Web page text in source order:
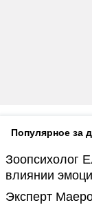
Популярное за
Зоопсихолог
влиянии
Эксперт